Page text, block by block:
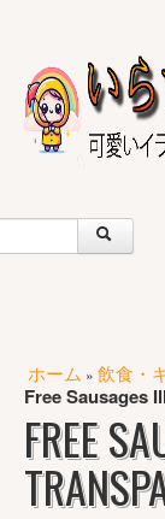
ホーム » 飲食・
Free Sausages
FREE